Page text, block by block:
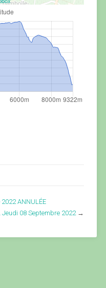
ANNULÉE
Jeudi 08 Septembre 2022→